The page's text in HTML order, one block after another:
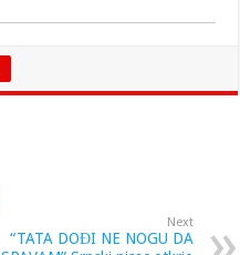
Next
“TATA DOĐI NE NOGU DA